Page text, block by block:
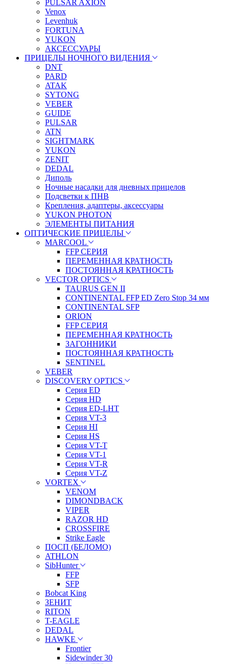
PULSAR AXION
Venox
Levenhuk
FORTUNA
YUKON
АКСЕССУАРЫ
ПРИЦЕЛЫ НОЧНОГО ВИДЕНИЯ
DNT
PARD
ATAK
SYTONG
VEBER
GUIDE
PULSAR
ATN
SIGHTMARK
YUKON
ZENIT
DEDAL
Диполь
Ночные насадки для дневных прицелов
Подсветки к ПНВ
Крепления, адаптеры, аксессуары
YUKON PHOTON
ЭЛЕМЕНТЫ ПИТАНИЯ
ОПТИЧЕСКИЕ ПРИЦЕЛЫ
MARCOOL
FFP СЕРИЯ
ПЕРЕМЕННАЯ КРАТНОСТЬ
ПОСТОЯННАЯ КРАТНОСТЬ
VECTOR OPTICS
TAURUS GEN II
CONTINENTAL FFP ED Zero Stop 34 мм
CONTINENTAL SFP
ORION
FFP СЕРИЯ
ПЕРЕМЕННАЯ КРАТНОСТЬ
ЗАГОННИКИ
ПОСТОЯННАЯ КРАТНОСТЬ
SENTINEL
VEBER
DISCOVERY OPTICS
Серия ED
Серия HD
Серия ED-LHT
Серия VT-3
Серия HI
Серия HS
Серия VT-T
Серия VT-1
Серия VT-R
Серия VT-Z
VORTEX
VENOM
DIMONDBACK
VIPER
RAZOR HD
CROSSFIRE
Strike Eagle
ПОСП (БЕЛОМО)
ATHLON
SibHunter
FFP
SFP
Bobcat King
ЗЕНИТ
RITON
T-EAGLE
DEDAL
HAWKE
Frontier
Sidewinder 30